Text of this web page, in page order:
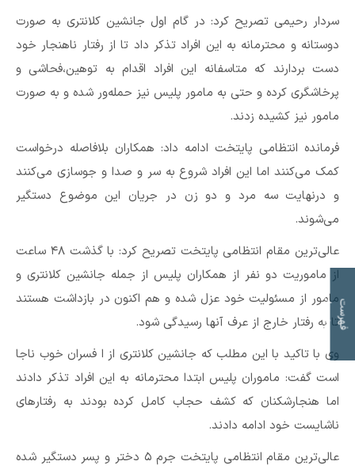
سردار رحیمی تصریح کرد: در گام اول جانشین کلانتری به صورت
دوستانه و محترمانه به این افراد تذکر داد تا از رفتار ناهنجار خود
دست بردارند که متاسفانه این افراد اقدام به توهین،‌فحاشی و
پرخاشگری کرده و حتی به مامور پلیس نیز حمله‌ور شده و به صورت
مامور نیز کشیده زدند.
فرمانده انتظامی پایتخت ادامه داد: همکاران بلافاصله درخواست
کمک می‌کنند اما این افراد شروع به سر و صدا و جوسازی می‌کنند
و درنهایت سه مرد و دو زن در جریان این موضوع دستگیر
می‌شوند.
عالی‌ترین مقام انتظامی پایتخت تصریح کرد: با گذشت ۴۸ ساعت
از ماموریت دو نفر از همکاران پلیس از جمله جانشین کلانتری و
مامور از مسئولیت خود عزل شده و هم اکنون در بازداشت هستند
تا به رفتار خارج از عرف آنها رسیدگی شود.
وی با تاکید با این مطلب که جانشین کلانتری از ا فسران خوب ناجا
است گفت: ماموران پلیس ابتدا محترمانه به این افراد تذکر دادند
اما هنجارشکنان که کشف حجاب کامل کرده بودند به رفتارهای
ناشایست خود ادامه دادند.
عالی‌ترین مقام انتظامی پایتخت جرم ۵ دختر و پسر دستگیر شده
ف
ه
ر
س
ت
م
و
ض
و
ع
ات